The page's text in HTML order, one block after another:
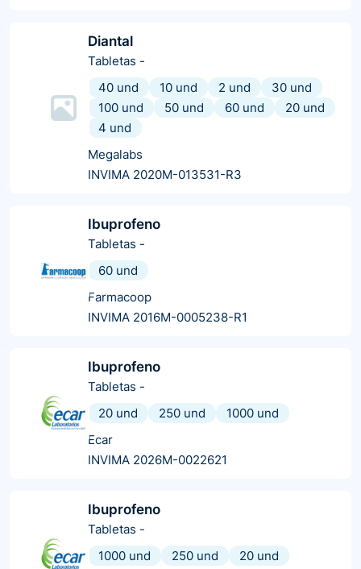
Diantal
Tabletas -
40 und
10 und 2 und
30 und
100 und
50 und 60 und
20 und
4 und
Megalabs
INVIMA 2020M-013531-R3
Ibuprofeno
Tabletas -
60 und
Farmacoop
INVIMA 2016M-0005238-R1
Ibuprofeno
Tabletas -
20 und
250 und
1000 und
Ecar
INVIMA 2026M-0022621
Ibuprofeno
Tabletas -
1000 und
250 und
20 und